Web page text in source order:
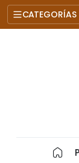
CATEGORÍAS